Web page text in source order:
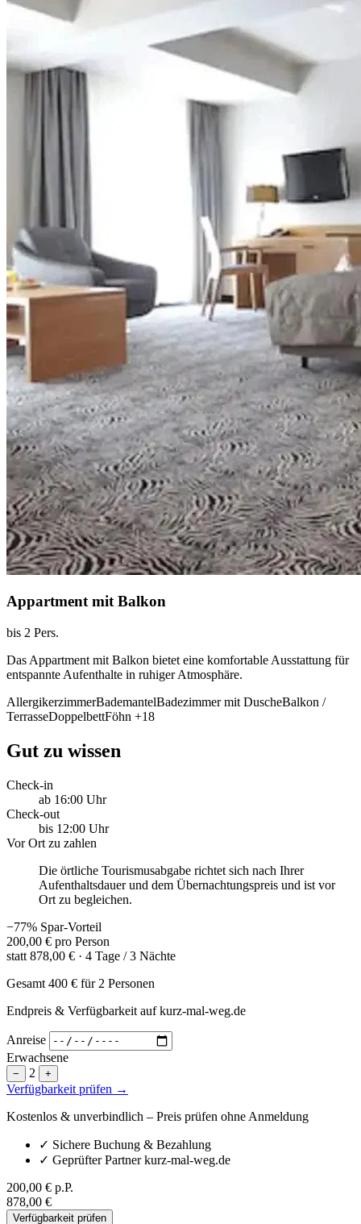
Appartment mit Balkon
bis 2 Pers.
Das Appartment mit Balkon bietet eine komfortable Ausstattung für
entspannte Aufenthalte in ruhiger Atmosphäre.
AllergikerzimmerBademantelBadezimmer mit DuscheBalkon /
TerrasseDoppelbettFöhn +18
Gut zu wissen
Check-in
ab 16:00 Uhr
Check-out
bis 12:00 Uhr
Vor Ort zu zahlen
Die örtliche Tourismusabgabe richtet sich nach Ihrer
Aufenthaltsdauer und dem Übernachtungspreis und ist vor
Ort zu begleichen.
−77% Spar-Vorteil
200,00 € pro Person
statt 878,00 € · 4 Tage / 3 Nächte
Gesamt 400 € für 2 Personen
Endpreis & Verfügbarkeit auf kurz-mal-weg.de
Anreise
Erwachsene
− 2 +
Verfügbarkeit prüfen →
Kostenlos & unverbindlich – Preis prüfen ohne Anmeldung
✓ Sichere Buchung & Bezahlung
✓ Geprüfter Partner kurz-mal-weg.de
200,00 € p.P.
878,00 €
Verfügbarkeit prüfen